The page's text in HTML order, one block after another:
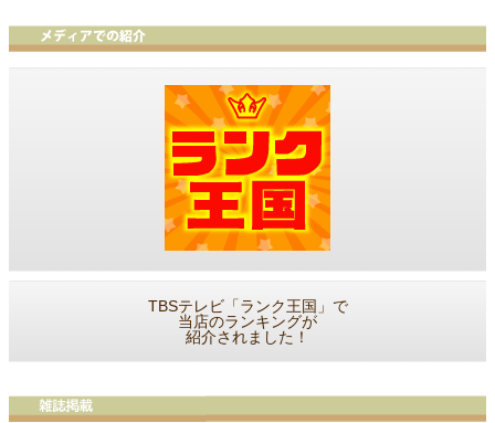
TBSテレビ「ランク王国」で
当店のランキングが
紹介されました！